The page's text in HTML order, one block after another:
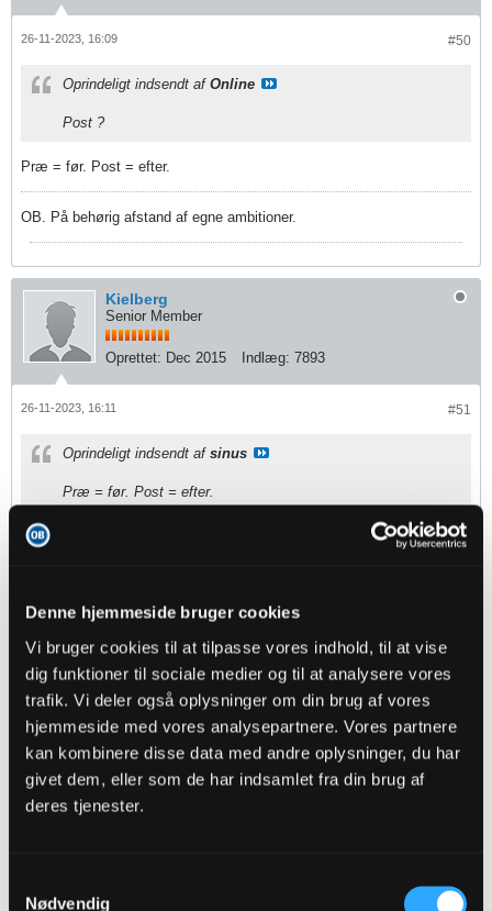
Denne hjemmeside bruger cookies
Vi bruger cookies til at tilpasse vores indhold, til at vise
dig funktioner til sociale medier og til at analysere vores
trafik. Vi deler også oplysninger om din brug af vores
hjemmeside med vores analysepartnere. Vores partnere
kan kombinere disse data med andre oplysninger, du har
givet dem, eller som de har indsamlet fra din brug af
deres tjenester.
Nødvendig
#50
26-11-2023, 16:09
Oprindeligt indsendt af Online
Post ?
Præ = før. Post = efter.
OB. På behørig afstand af egne ambitioner.
Kielberg
Senior Member
Oprettet: Dec 2015 Indlæg: 7893
#51
26-11-2023, 16:11
Oprindeligt indsendt af sinus
Præ = før. Post = efter.
Undskyld! Troede de havde spillet
Senior Member
Oprettet: Nov 2013 Indlæg: 1358
#52
26-11-2023, 16:12
Hvordan er vi kommet ud til kampen, kan ikke se den, det er måske
både godt og skidt